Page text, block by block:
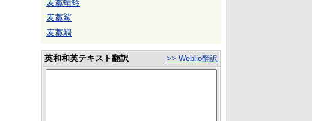
麦藁蜻蛉
麦藁鯊
麦藁鯛
英和和英テキスト翻訳 >> Weblio翻訳